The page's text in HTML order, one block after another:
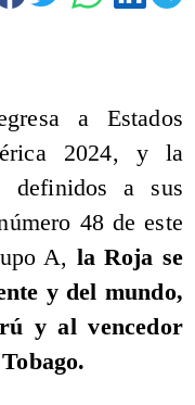
a Estados
2024, y la
definidos a sus
48 de este
A, la Roja se
y del mundo,
y al vencedor